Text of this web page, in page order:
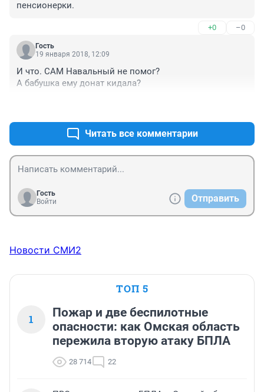
пенсионерки.
+0 –0
Гость
19 января 2018, 12:09
И что. САМ Навальный не помог?
А бабушка ему донат кидала?
Читать все комментарии
Гость
Войти
Отправить
Новости СМИ2
ТОП 5
1
Пожар и две беспилотные
опасности: как Омская область
пережила вторую атаку БПЛА
28 714 22